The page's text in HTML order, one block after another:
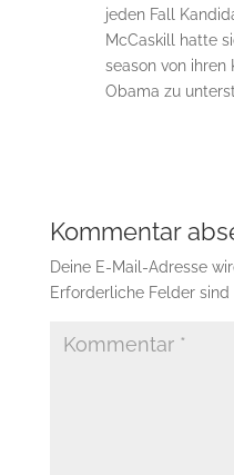
jeden Fall
McCaskill hatte
season von ihren
Obama zu
Kommentar
Deine E-Mail-Adresse
Erforderliche Felder sind